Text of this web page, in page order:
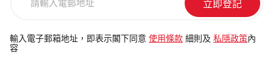
電
郵
輸入電子郵箱地址，即表示閣下同意 使用條款 細則及 私隱政策 內
容